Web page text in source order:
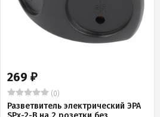
269₽
(0)
Разветвитель электрический ЭРА